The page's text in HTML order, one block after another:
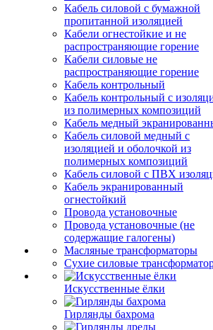
Кабель силовой с бумажной
пропитанной изоляцией
Кабели огнестойкие и не
распространяющие горение
Кабели силовые не
распространяющие горение
Кабель контрольный
Кабель контрольный с
из полимерных композиций
Кабель медный
Кабель силовой медный с
изоляцией и оболочкой из
полимерных композиций
Кабель силовой с ПВХ
Кабель экранированный
огнестойкий
Провода установочные
Провода установочные (не
содержащие галогены)
Масляные трансформаторы
Сухие силовые
Искусственные ёлки
Гирлянды бахрома